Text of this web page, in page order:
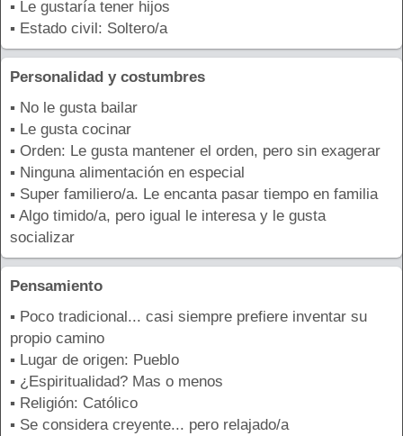
▪ Le gustaría tener hijos
▪ Estado civil: Soltero/a
Personalidad y costumbres
▪ No le gusta bailar
▪ Le gusta cocinar
▪ Orden: Le gusta mantener el orden, pero sin exagerar
▪ Ninguna alimentación en especial
▪ Super familiero/a. Le encanta pasar tiempo en familia
▪ Algo timido/a, pero igual le interesa y le gusta
socializar
Pensamiento
▪ Poco tradicional... casi siempre prefiere inventar su
propio camino
▪ Lugar de origen: Pueblo
▪ ¿Espiritualidad? Mas o menos
▪ Religión: Católico
▪ Se considera creyente... pero relajado/a